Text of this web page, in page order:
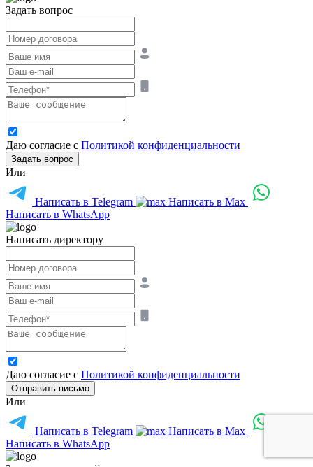
Задать вопрос
Даю согласие с Политикой конфиденциальности
Задать вопрос
Или
Написать в Telegram
Написать в Max
Написать в WhatsApp
Написать директору
Даю согласие с Политикой конфиденциальности
Отправить письмо
Или
Написать в Telegram
Написать в Max
Написать в WhatsApp